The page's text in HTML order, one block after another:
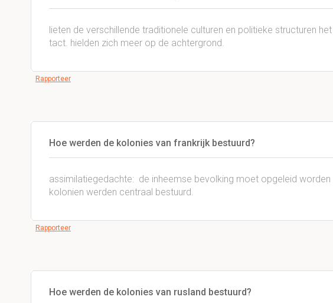
lieten de verschillende traditionele culturen en politieke structuren
tact. hielden zich meer op de achtergrond.
Rapporteer
Hoe werden de kolonies van frankrijk bestuurd?
assimilatiegedachte: de inheemse bevolking moet opgeleid
kolonien werden centraal bestuurd.
Rapporteer
Hoe werden de kolonies van rusland bestuurd?